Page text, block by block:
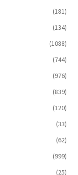
(181)
(134)
(1088)
(744)
(976)
(839)
(120)
(33)
(62)
(999)
(25)